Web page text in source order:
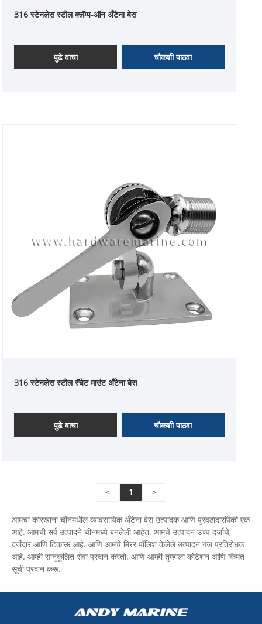
316 स्टेनलेस स्टील क्लॅम्प-ऑन अँटेना बेस
पुढे वाचा चौकशी पाठवा
316 स्टेनलेस स्टील रॅचेट माउंट अँटेना बेस
पुढे वाचा चौकशी पाठवा
< 1 >
आमचा कारखाना चीनमधील व्यावसायिक अँटेना बेस उत्पादक आणि पुरवठादारांपैकी एक
आहे. आमची सर्व उत्पादने चीनमध्ये बनलेली आहेत. आमचे उत्पादन उच्च दर्जाचे,
दर्जेदार आणि टिकाऊ आहे. आणि आमचे मिरर पॉलिश केलेले उत्पादन गंज प्रतिरोधक
आहे. आम्ही सानुकूलित सेवा प्रदान करतो. आणि आम्ही तुम्हाला कोटेशन आणि किंमत
सूची प्रदान करू.